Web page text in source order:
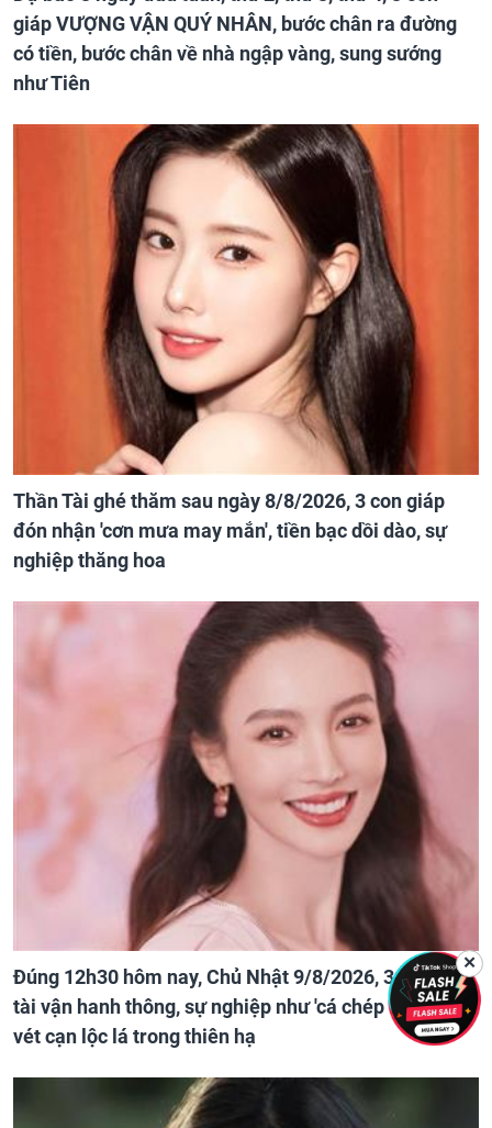
giáp VƯỢNG VẬN QUÝ NHÂN, bước chân ra đường
có tiền, bước chân về nhà ngập vàng, sung sướng
như Tiên
Thần Tài ghé thăm sau ngày 8/8/2026, 3 con giáp
đón nhận 'cơn mưa may mắn', tiền bạc dồi dào, sự
nghiệp thăng hoa
Đúng 12h30 hôm nay, Chủ Nhật 9/8/2026, 3 con giáp
tài vận hanh thông, sự nghiệp như 'cá chép hóa Rồng',
vét cạn lộc lá trong thiên hạ
✕